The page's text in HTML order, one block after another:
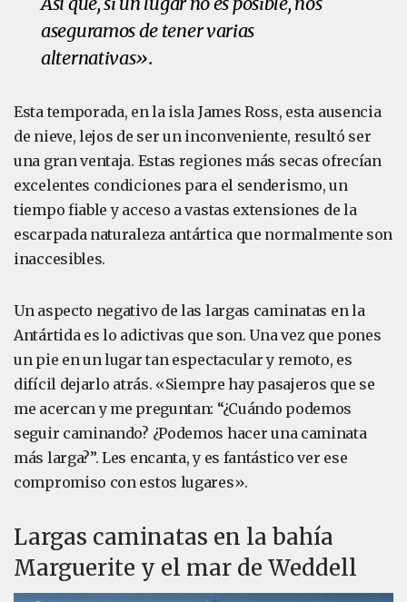
aseguramos de tener varias
alternativas».
Esta temporada, en la isla James Ross, esta ausencia
de nieve, lejos de ser un inconveniente, resultó ser
una gran ventaja. Estas regiones más secas ofrecían
excelentes condiciones para el senderismo, un
tiempo fiable y acceso a vastas extensiones de la
escarpada naturaleza antártica que normalmente son
inaccesibles.
Un aspecto negativo de las largas caminatas en la
Antártida es lo adictivas que son. Una vez que pones
un pie en un lugar tan espectacular y remoto, es
difícil dejarlo atrás. «Siempre hay pasajeros que se
me acercan y me preguntan: “¿Cuándo podemos
seguir caminando? ¿Podemos hacer una caminata
más larga?”. Les encanta, y es fantástico ver ese
compromiso con estos lugares».
Largas caminatas en la bahía
Marguerite y el mar de Weddell